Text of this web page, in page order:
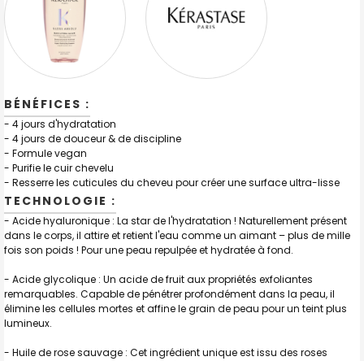
BÉNÉFICES :
- 4 jours d'hydratation
- 4 jours de douceur & de discipline
- Formule vegan
- Purifie le cuir chevelu
- Resserre les cuticules du cheveu pour créer une surface ultra-lisse
TECHNOLOGIE :
- Acide hyaluronique : La star de l'hydratation ! Naturellement présent
dans le corps, il attire et retient l'eau comme un aimant – plus de mille
fois son poids ! Pour une peau repulpée et hydratée à fond.
- Acide glycolique : Un acide de fruit aux propriétés exfoliantes
remarquables. Capable de pénétrer profondément dans la peau, il
élimine les cellules mortes et affine le grain de peau pour un teint plus
lumineux.
- Huile de rose sauvage : Cet ingrédient unique est issu des roses